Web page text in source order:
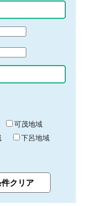
可茂地域
下呂地域